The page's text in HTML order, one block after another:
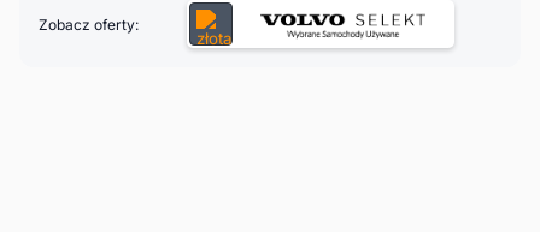
Zobacz oferty: